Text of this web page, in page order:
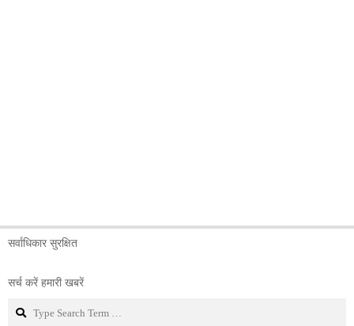
सर्वाधिकार सुरक्षित
सर्च करें हमारी खबरें